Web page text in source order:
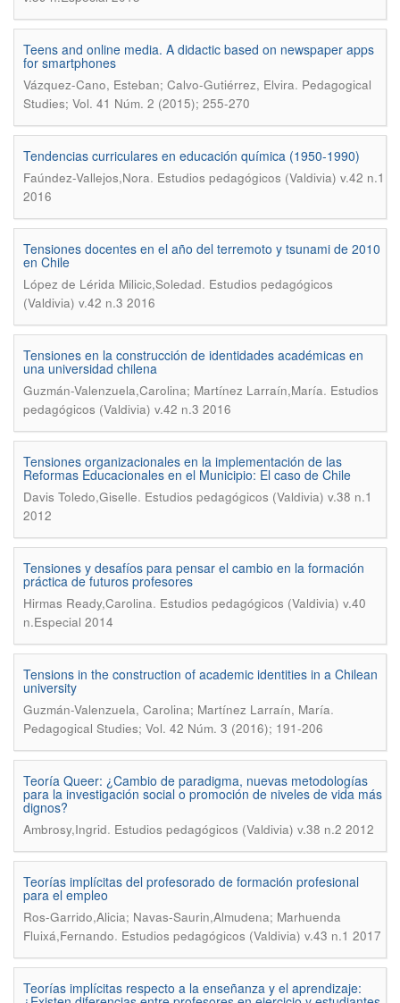
Teens and online media. A didactic based on newspaper apps
for smartphones
Vázquez-Cano, Esteban; Calvo-Gutiérrez, Elvira. Pedagogical
Studies; Vol. 41 Núm. 2 (2015); 255-270
Tendencias curriculares en educación química (1950-1990)
Faúndez-Vallejos,Nora. Estudios pedagógicos (Valdivia) v.42 n.1
2016
Tensiones docentes en el año del terremoto y tsunami de 2010
en Chile
López de Lérida Milicic,Soledad. Estudios pedagógicos
(Valdivia) v.42 n.3 2016
Tensiones en la construcción de identidades académicas en
una universidad chilena
Guzmán-Valenzuela,Carolina; Martínez Larraín,María. Estudios
pedagógicos (Valdivia) v.42 n.3 2016
Tensiones organizacionales en la implementación de las
Reformas Educacionales en el Municipio: El caso de Chile
Davis Toledo,Giselle. Estudios pedagógicos (Valdivia) v.38 n.1
2012
Tensiones y desafíos para pensar el cambio en la formación
práctica de futuros profesores
Hirmas Ready,Carolina. Estudios pedagógicos (Valdivia) v.40
n.Especial 2014
Tensions in the construction of academic identities in a Chilean
university
Guzmán-Valenzuela, Carolina; Martínez Larraín, María.
Pedagogical Studies; Vol. 42 Núm. 3 (2016); 191-206
Teoría Queer: ¿Cambio de paradigma, nuevas metodologías
para la investigación social o promoción de niveles de vida más
dignos?
Ambrosy,Ingrid. Estudios pedagógicos (Valdivia) v.38 n.2 2012
Teorías implícitas del profesorado de formación profesional
para el empleo
Ros-Garrido,Alicia; Navas-Saurin,Almudena; Marhuenda
Fluixá,Fernando. Estudios pedagógicos (Valdivia) v.43 n.1 2017
Teorías implícitas respecto a la enseñanza y el aprendizaje: